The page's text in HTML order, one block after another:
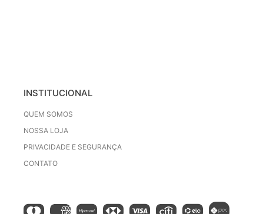
INSTITUCIONAL
QUEM SOMOS
NOSSA LOJA
PRIVACIDADE E SEGURANÇA
CONTATO